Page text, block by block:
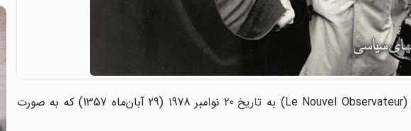
Le Nouvel Observateur
) به تاریخ 20 نوامبر 1978 (29 آبان‌ماه 1357) که به صورت